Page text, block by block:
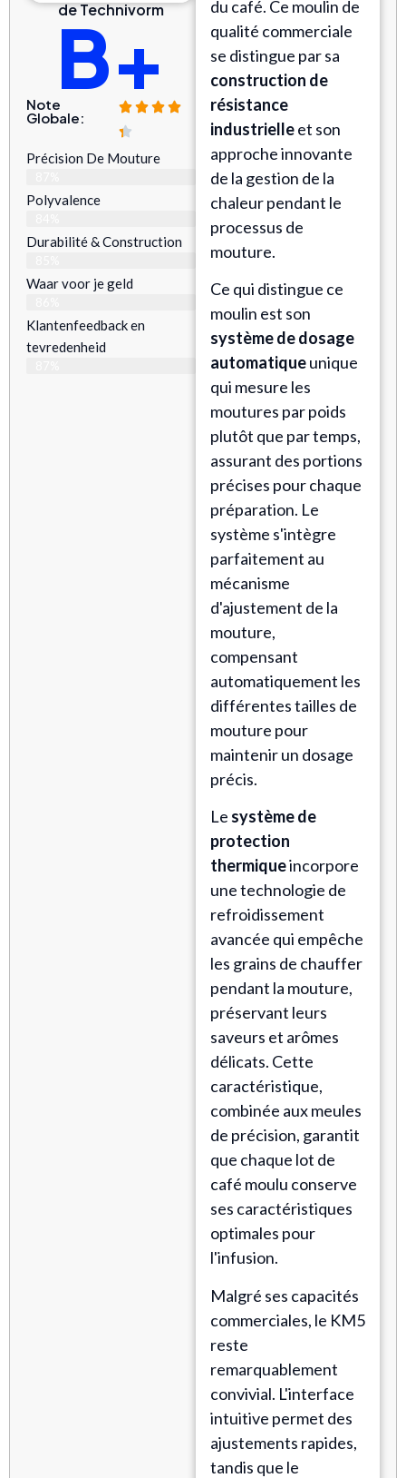
de Technivorm
B+
Note
Globale:
Précision De Mouture
Polyvalence
Durabilité & Construction
Waar voor je geld
Klantenfeedback en
tevredenheid
du café. Ce moulin de
qualité commerciale
se distingue par sa
construction de
résistance
industrielleet son
approche innovante
de la gestion de la
chaleur pendant le
processus de
mouture.
Ce qui distingue ce
moulin est son
système de dosage
automatiqueunique
qui mesure les
moutures par poids
plutôt que par temps,
assurant des portions
précises pour chaque
préparation. Le
système s'intègre
parfaitement au
mécanisme
d'ajustement de la
mouture,
compensant
automatiquement les
différentes tailles de
mouture pour
maintenir un dosage
précis.
Le système de
protection
thermiqueincorpore
une technologie de
refroidissement
avancée qui empêche
les grains de chauffer
pendant la mouture,
préservant leurs
saveurs et arômes
délicats. Cette
caractéristique,
combinée aux meules
de précision, garantit
que chaque lot de
café moulu conserve
ses caractéristiques
optimales pour
l'infusion.
Malgré ses capacités
commerciales, le KM5
reste
remarquablement
convivial. L'interface
intuitive permet des
ajustements rapides,
tandis que le